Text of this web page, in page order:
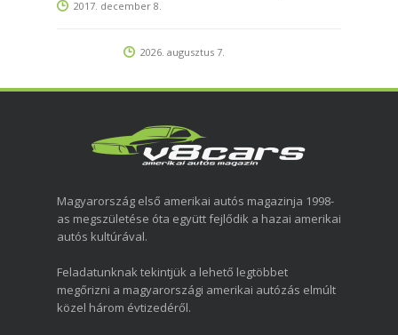
2017. december 8.
2026. augusztus 7.
Magyarország első amerikai autós magazinja 1998-
as megszületése óta együtt fejlődik a hazai amerikai
autós kultúrával.
Feladatunknak tekintjük a lehető legtöbbet
megőrizni a magyarországi amerikai autózás elmúlt
közel három évtizedéről.